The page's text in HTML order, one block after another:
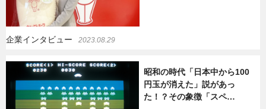
企業インタビュー 2023.08.29
昭和の時代「日本中から100
円玉が消えた」説があっ
た！？その象徴「スペ…